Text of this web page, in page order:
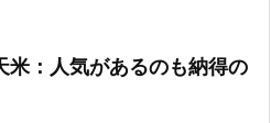

米：人気があるのも納得の